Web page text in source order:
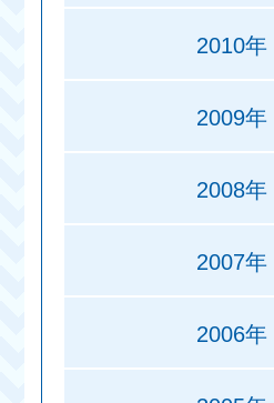
2010年
2009年
2008年
2007年
2006年